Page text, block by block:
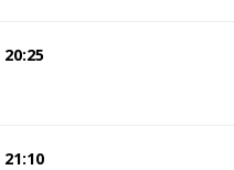
20:25
21:10